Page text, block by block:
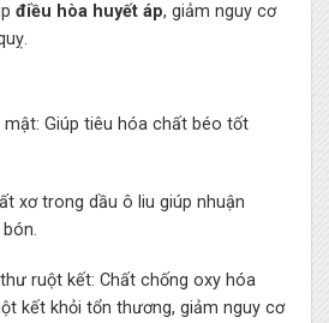
điều hòa huyết áp, giảm nguy cơ
Giúp tiêu hóa chất béo tốt
xơ trong dầu ô liu giúp nhuận
ruột kết: Chất chống oxy hóa
kết khỏi tổn thương, giảm nguy cơ